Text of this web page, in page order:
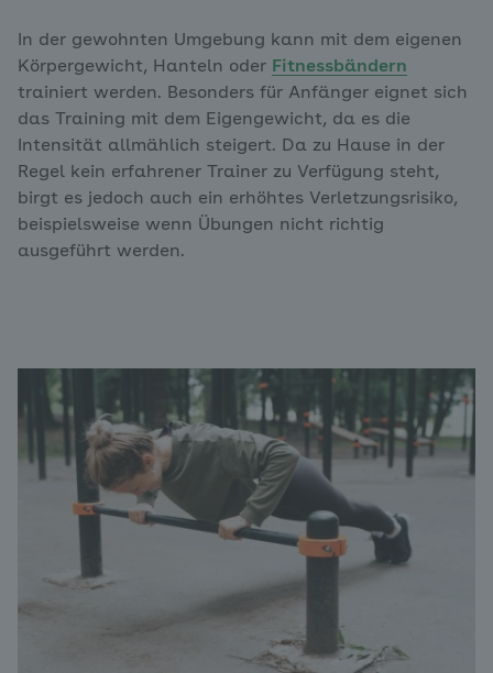
In der gewohnten Umgebung kann mit dem eigenen
Körpergewicht, Hanteln oder Fitnessbändern
trainiert werden. Besonders für Anfänger eignet sich
das Training mit dem Eigengewicht, da es die
Intensität allmählich steigert. Da zu Hause in der
Regel kein erfahrener Trainer zu Verfügung steht,
birgt es jedoch auch ein erhöhtes Verletzungsrisiko,
beispielsweise wenn Übungen nicht richtig
ausgeführt werden.